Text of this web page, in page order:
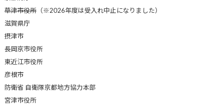
草津市役所（※2026年度は受入れ中止になりました）
滋賀県庁
摂津市
長岡京市役所
東近江市役所
彦根市
防衛省 自衛隊京都地方協力本部
宮津市役所